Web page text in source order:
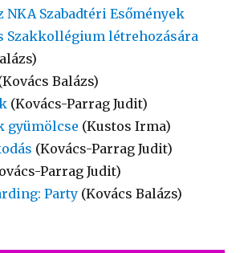
NKA Szabadtéri Esőmények
Szakkollégium létrehozására
Balázs)
(Kovács-Parrag Judit)
gyümölcse (Kustos Irma)
(Kovács-Parrag Judit)
Parrag Judit)
Party (Kovács Balázs)